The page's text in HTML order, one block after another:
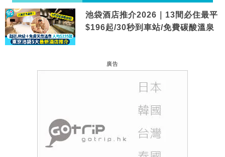
池袋酒店推介2026｜13間必住最平
$196起/30秒到車站/免費碳酸溫泉
廣告